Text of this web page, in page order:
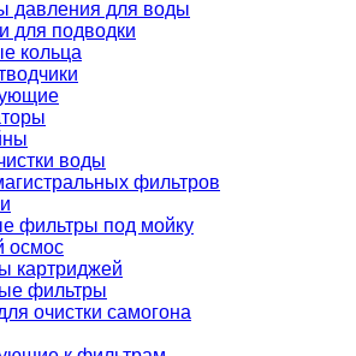
давления для воды
для подводки
кольца
воды
фильтров
фильтры под мойку
осмос
картриджей
фильтры
очистки самогона